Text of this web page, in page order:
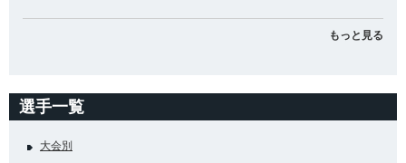
もっと見る
選手一覧
大会別